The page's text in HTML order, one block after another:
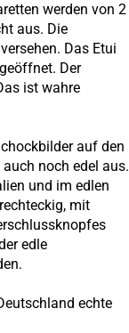
werden von 2
aus. Die
Das Etui
Der
ist wahre
auf den
noch edel aus.
und im edlen
mit
edle
echte